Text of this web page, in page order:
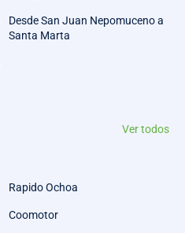
Desde San Juan Nepomuceno a
Santa Marta
Ver todos
Rapido Ochoa
Coomotor